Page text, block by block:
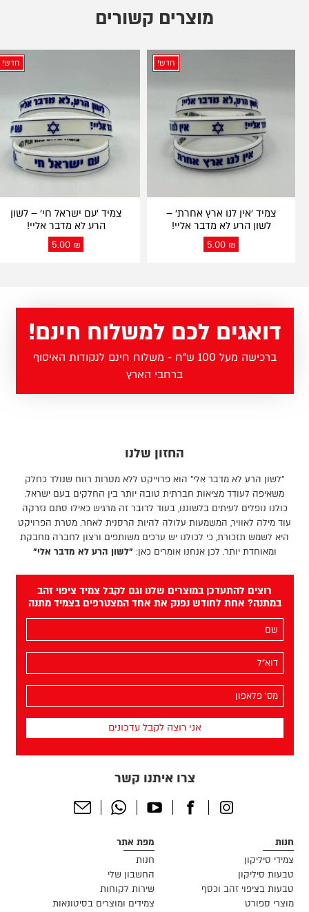
מוצרים קשורים
חדש!
צמיד 'אין לנו ארץ אחרת' –
לשון הרע לא מדבר אליי!
5.00 ₪
חדש!
צמיד 'עם ישראל חי' – לשון
הרע לא מדבר אליי!
5.00 ₪
דואגים לכם למשלוח חינם!
ברכישה מעל 100 ש"ח - משלוח חינם לנקודות האיסוף
ברחבי הארץ
החזון שלנו
"לשון הרע לא מדבר אלי" הוא פרוייקט ללא מטרות רווח שנולד כחלק
משאיפה לעודד מציאות חברתית טובה יותר בין החלקים בעם ישראל.
כולנו נופלים לעיתים בלשוננו, בעוד לדובר זה מרגיש כאילו סתם נזרקה
עוד מילה לאוויר, המשמעות עלולה להיות הרסנית לאחר. מטרת הפרויקט
היא לשמש תזכורת, כי לכולנו יש ערכים משותפים ורצון לחברה מחבקת
ומאוחדת יותר. לכן אנחנו אומרים כאן: "לשון הרע לא מדבר אלי"
רוצים להתעדכן במוצרים שלנו וגם לקבל צמיד ציפוי זהב
במתנה? אחת לחודש נפנק את אחד המצטרפים בצמיד מתנה
שלך
שלך
הפלאפון
צרו איתנו קשר
Instagram
Facebook
Youtube
Whatsapp
Send
חנות
צמידי סיליקון
טבעות סיליקון
טבעות בציפוי זהב וכסף
מוצרי ספורט
מפת אתר
חנות
החשבון שלי
שירות לקוחות
צמידים ומוצרים בסיטונאות